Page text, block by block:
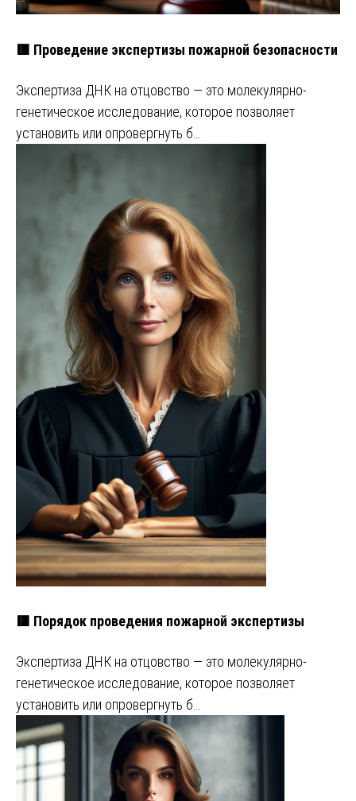
🟥 Проведение экспертизы пожарной безопасности
Экспертиза ДНК на отцовство — это молекулярно-
генетическое исследование, которое позволяет
установить или опровергнуть б…
🟥 Порядок проведения пожарной экспертизы
Экспертиза ДНК на отцовство — это молекулярно-
генетическое исследование, которое позволяет
установить или опровергнуть б…